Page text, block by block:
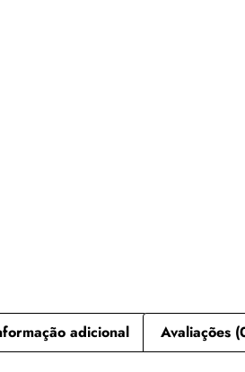
adicional Avaliações